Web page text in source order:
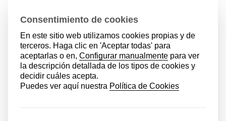
estandarizada
Bono social